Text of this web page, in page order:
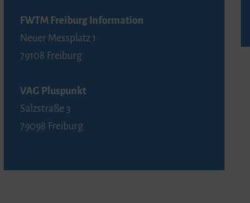
FWTM Freiburg Information
Neuer Messplatz 1
79108 Freiburg
VAG Pluspunkt
Salzstraße 3
79098 Freiburg